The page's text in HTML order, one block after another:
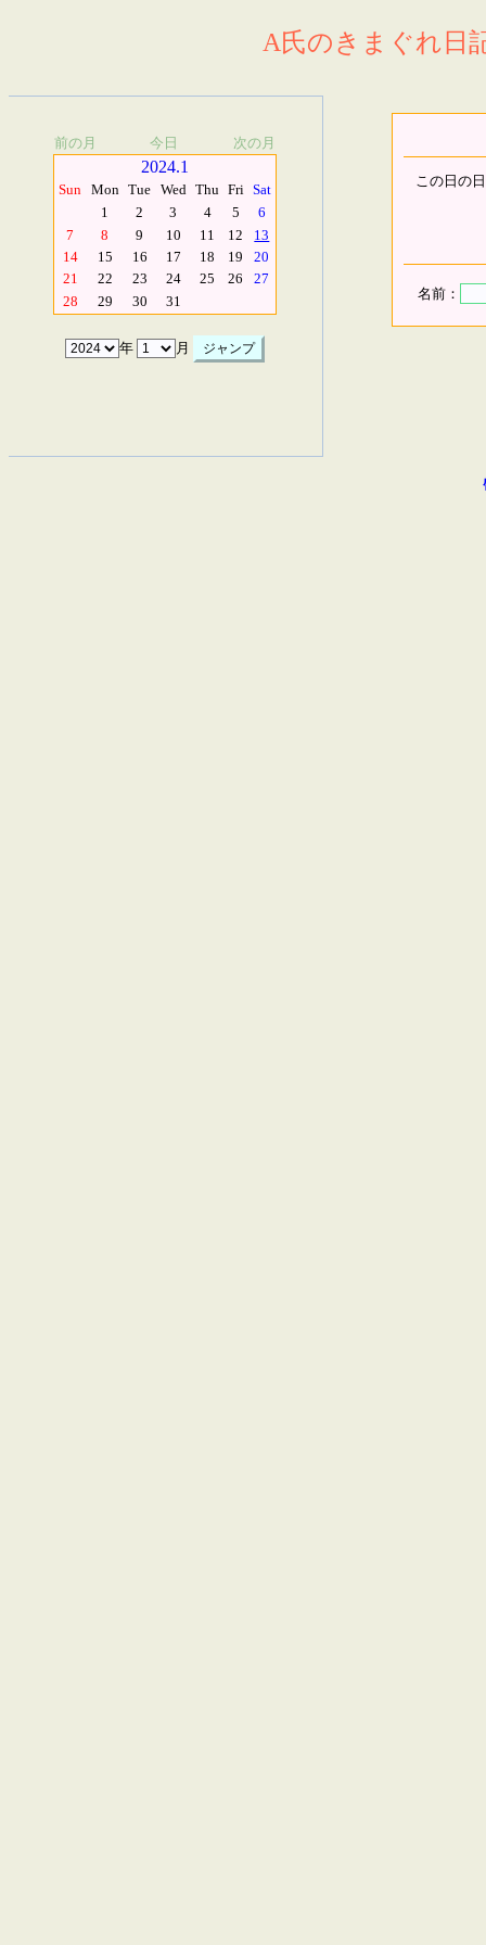
A氏のきまぐれ日
前の月 今日 次の月
2024.1
Sun Mon Tue Wed Thu Fri Sat
1
2 3 4 5
6
7
8 9 10 11 12
13
14
15 16 17 18 19
20
21
22 23 24 25 26
27
28
29 30 31
年 月
この日の
名前：